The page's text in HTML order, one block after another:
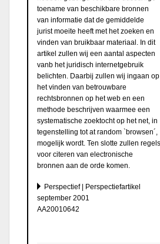
toename van beschikbare bronnen
van informatie dat de gemiddelde
jurist moeite heeft met het zoeken en
vinden van bruikbaar materiaal. In dit
artikel zullen wij een aantal aspecten
vanb het juridisch internetgebruik
belichten. Daarbij zullen wij ingaan op
het vinden van betrouwbare
rechtsbronnen op het web en een
methode beschrijven waarmee een
systematische zoektocht op het net, in
tegenstelling tot at random `browsen´,
mogelijk wordt. Ten slotte zullen regels
voor citeren van electronische
bronnen aan de orde komen.
Perspectief | Perspectiefartikel
september 2001
AA20010642